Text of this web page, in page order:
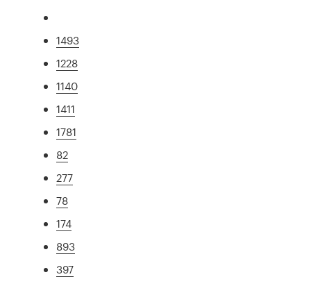
1493
1228
1140
1411
1781
82
277
78
174
893
397